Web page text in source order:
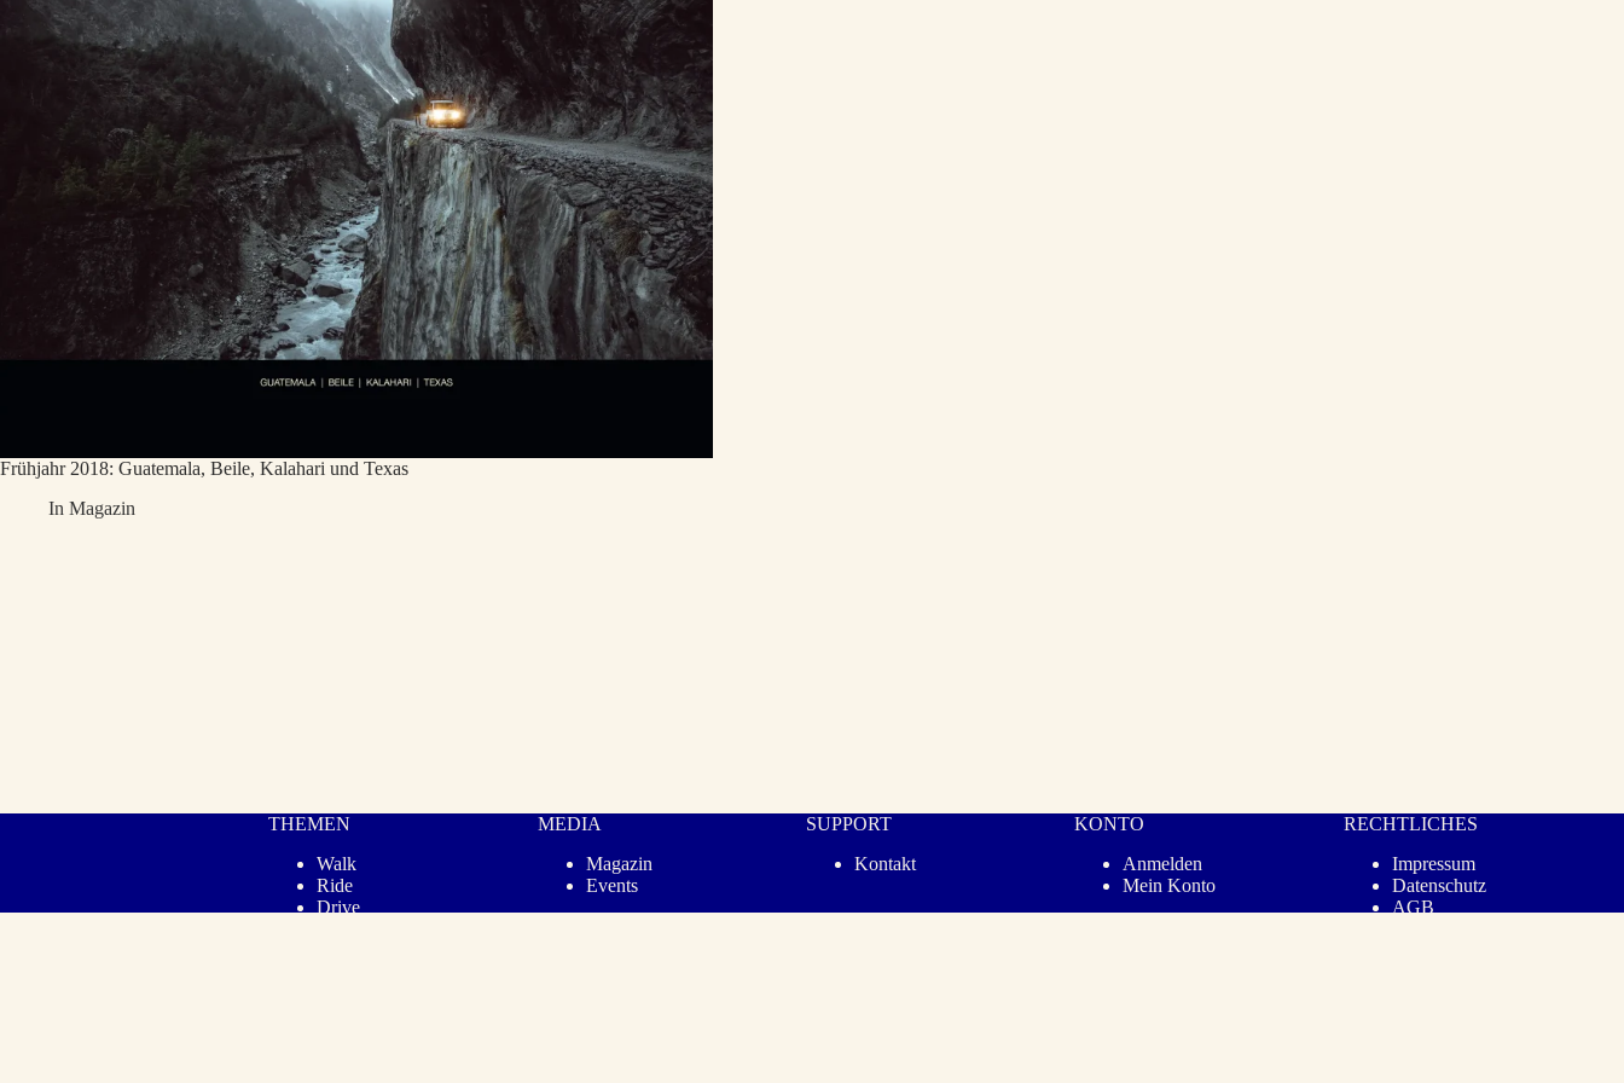
Frühjahr 2018: Guatemala, Beile, Kalahari und Texas
In Magazin
THEMEN
Walk
Ride
Drive
MEDIA
Magazin
Events
SUPPORT
Kontakt
KONTO
Anmelden
Mein Konto
RECHTLICHES
Impressum
Datenschutz­
AGB